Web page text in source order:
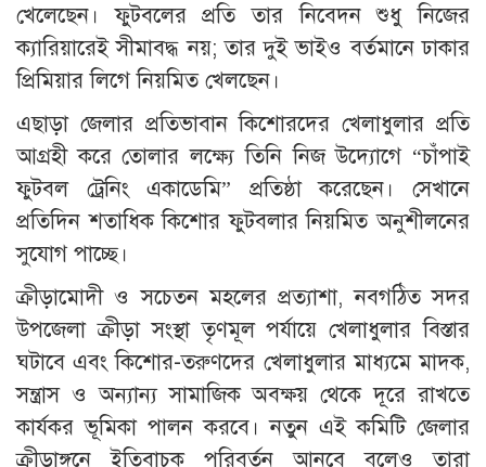
খেলেছেন। ফুটবলের প্রতি তার নিবেদন শুধু নিজের
ক্যারিয়ারেই সীমাবদ্ধ নয়; তার দুই ভাইও বর্তমানে ঢাকার
প্রিমিয়ার লিগে নিয়মিত খেলছেন।
এছাড়া জেলার প্রতিভাবান কিশোরদের খেলাধুলার প্রতি
আগ্রহী করে তোলার লক্ষ্যে তিনি নিজ উদ্যোগে “চাঁপাই
ফুটবল ট্রেনিং একাডেমি” প্রতিষ্ঠা করেছেন। সেখানে
প্রতিদিন শতাধিক কিশোর ফুটবলার নিয়মিত অনুশীলনের
সুযোগ পাচ্ছে।
ক্রীড়ামোদী ও সচেতন মহলের প্রত্যাশা, নবগঠিত সদর
উপজেলা ক্রীড়া সংস্থা তৃণমূল পর্যায়ে খেলাধুলার বিস্তার
ঘটাবে এবং কিশোর-তরুণদের খেলাধুলার মাধ্যমে মাদক,
সন্ত্রাস ও অন্যান্য সামাজিক অবক্ষয় থেকে দূরে রাখতে
কার্যকর ভূমিকা পালন করবে। নতুন এই কমিটি জেলার
ক্রীড়াঙ্গনে ইতিবাচক পরিবর্তন আনবে বলেও তারা